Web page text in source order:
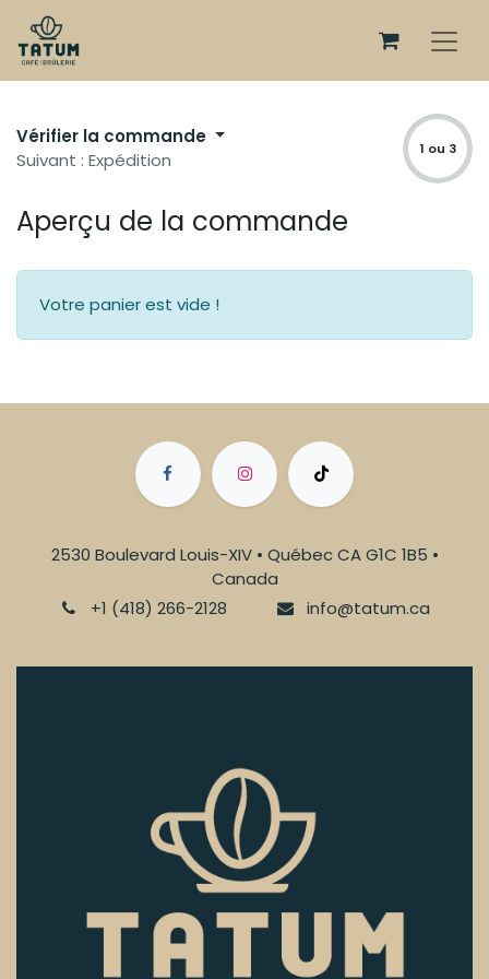
Vérifier la commande
Suivant : Expédition
1 ou 3
Aperçu de la commande
Votre panier est vide !
2530 Boulevard Louis-XIV • Québec CA G1C 1B5 •
Canada
+1 (418) 266-2128
info@tatum.ca